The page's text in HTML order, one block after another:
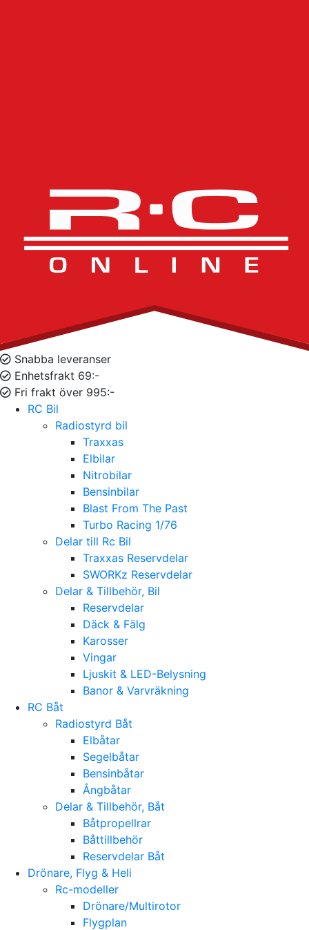
Snabba leveranser
Enhetsfrakt 69:-
Fri frakt över 995:-
RC Bil
Radiostyrd bil
Traxxas
Elbilar
Nitrobilar
Bensinbilar
Blast From The Past
Turbo Racing 1/76
Delar till Rc Bil
Traxxas Reservdelar
SWORKz Reservdelar
Delar & Tillbehör, Bil
Reservdelar
Däck & Fälg
Karosser
Vingar
Ljuskit & LED-Belysning
Banor & Varvräkning
RC Båt
Radiostyrd Båt
Elbåtar
Segelbåtar
Bensinbåtar
Ångbåtar
Delar & Tillbehör, Båt
Båtpropellrar
Båttillbehör
Reservdelar Båt
Drönare, Flyg & Heli
Rc-modeller
Drönare/Multirotor
Flygplan